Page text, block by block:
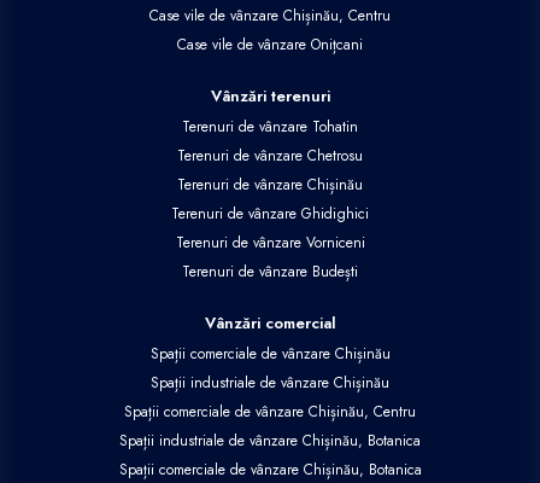
Case vile de vânzare Chișinău, Centru
Case vile de vânzare Onițcani
Vânzări terenuri
Terenuri de vânzare Tohatin
Terenuri de vânzare Chetrosu
Terenuri de vânzare Chișinău
Terenuri de vânzare Ghidighici
Terenuri de vânzare Vorniceni
Terenuri de vânzare Budești
Vânzări comercial
Spații comerciale de vânzare Chișinău
Spații industriale de vânzare Chișinău
Spații comerciale de vânzare Chișinău, Centru
Spații industriale de vânzare Chișinău, Botanica
Spații comerciale de vânzare Chișinău, Botanica